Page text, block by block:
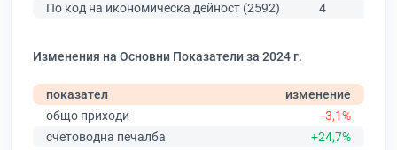
По код на икономическа дейност (2592)
4
Изменения на Основни Показатели за 2024 г.
показател
изменение
общо приходи
-3,1%
счетоводна печалба
+24,7%